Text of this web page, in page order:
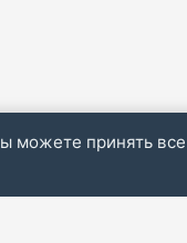
можете принять